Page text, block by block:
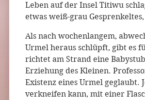
Leben auf der Insel Titiwu
etwas weiß-grau
Als nach wochenlangem,
Urmel heraus schlüpft, gibt es
richtet am Strand eine
Erziehung des Kleinen.
Existenz eines Urmel geglaubt.
verkneifen kann, mit einer